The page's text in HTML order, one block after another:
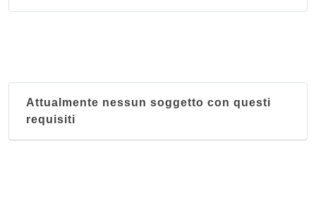
Attualmente nessun soggetto con questi
requisiti